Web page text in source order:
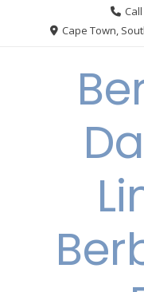
Cape Town,